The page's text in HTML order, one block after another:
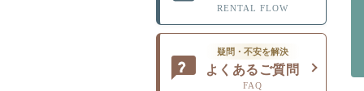
RENTAL FLOW
疑問・不安を解決
よくあるご質問
FAQ